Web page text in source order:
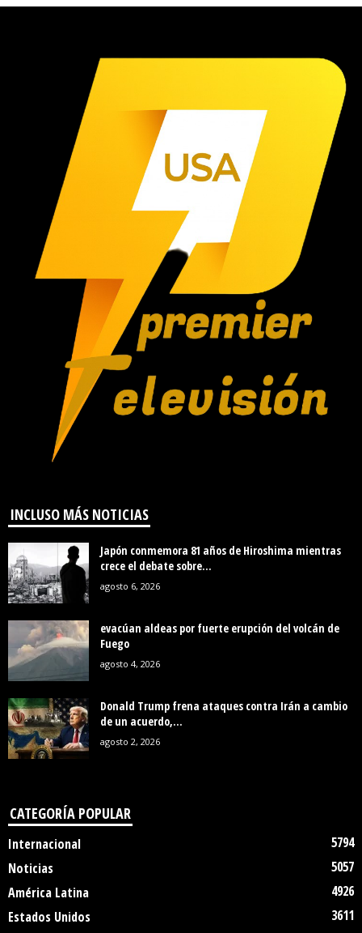
INCLUSO MÁS NOTICIAS
Japón conmemora 81 años de Hiroshima mientras
crece el debate sobre...
agosto 6, 2026
evacúan aldeas por fuerte erupción del volcán de
Fuego
agosto 4, 2026
Donald Trump frena ataques contra Irán a cambio
de un acuerdo,...
agosto 2, 2026
CATEGORÍA POPULAR
Internacional
5794
Noticias
5057
América Latina
4926
Estados Unidos
3611